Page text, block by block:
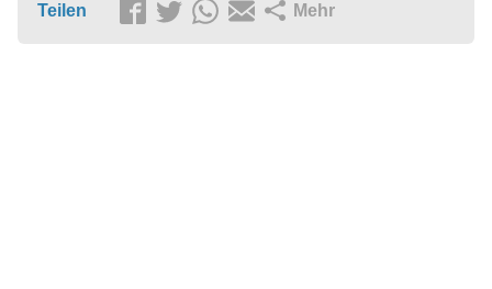
Teilen Mehr